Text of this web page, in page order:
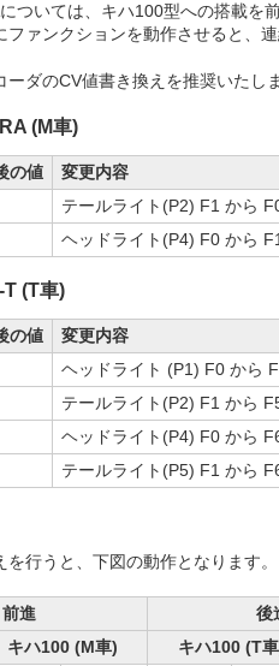
ついては、キハ100型への搭載を
ァンクションを動作させると、
ダのCV値書き換えを推奨いたしま
(M車)
の値
変更内容
テールライト(P2) F1 から
ヘッドライト(P4) F0 から
(T車)
の値
変更内容
ヘッドライト (P1) F0 から
テールライト(P2) F1 から
ヘッドライト(P4) F0 から
テールライト(P5) F1 から
行うと、下図の動作となります。
進
後
キハ100 (M車)
キハ100 (T